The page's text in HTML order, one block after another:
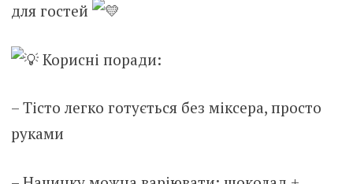
для гостей
Корисні поради:
– Тісто легко готується без міксера, просто
руками